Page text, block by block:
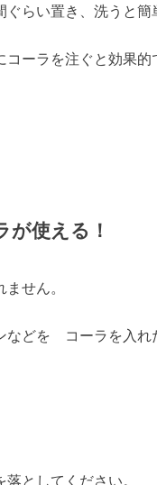
らい置き、洗うと簡
ーラを注ぐと効果的
が使える！
せん。
などを コーラを入れ
としてください。